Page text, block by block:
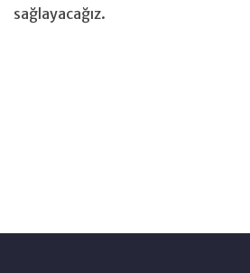
sağlayacağız.